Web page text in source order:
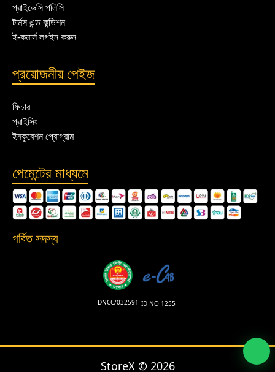
প্রাইভেসি পলিসি
টার্মস এন্ড কন্ডিশন
ই-কমার্স লগইন করুন
প্রয়োজনীয় পেইজ
ফিচার
প্রাইসিং
ইনকুবেশন প্রোগ্রাম
পেমেন্টের মাধ্যমে
গর্বিত সদস্য
DNCC/032591 ID NO 1255
StoreX © 2026